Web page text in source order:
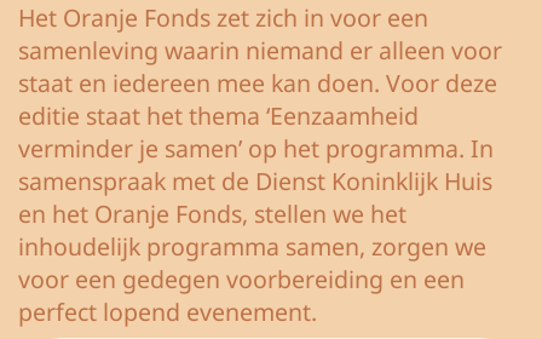
Het Oranje Fonds zet zich in voor een
samenleving waarin niemand er alleen voor
staat en iedereen mee kan doen. Voor deze
editie staat het thema ‘Eenzaamheid
verminder je samen’ op het programma. In
samenspraak met de Dienst Koninklijk Huis
en het Oranje Fonds, stellen we het
inhoudelijk programma samen, zorgen we
voor een gedegen voorbereiding en een
perfect lopend evenement.